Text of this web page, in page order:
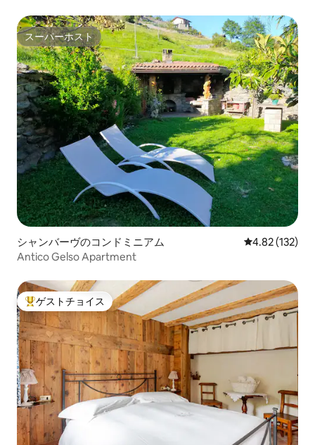
スーパーホスト
スーパーホスト
シャンバーヴのコンドミニアム レビュー132
4.82 (132)
Antico Gelso Apartment
大好評のゲストチョイスです。
ゲストチョイス